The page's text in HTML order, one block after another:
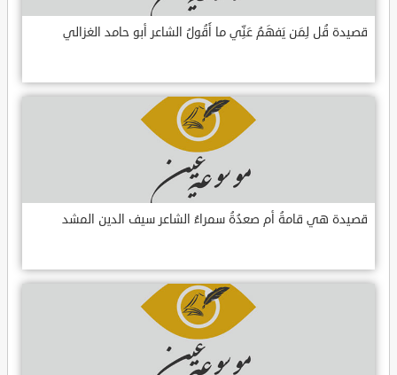
قصيدة قُل لِمَن يَفهَمُ عَنِّي ما أَقُولُ الشاعر أبو حامد الغزالي
قصيدة هي قامةُ أم صعدُةُ سمراءُ الشاعر سيف الدين المشد